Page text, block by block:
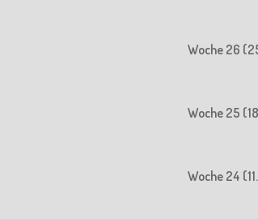
Woche 26
Woche 25
Woche 24